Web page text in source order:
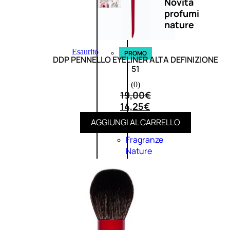
profumi
nature
Esaurito PROMO
Fragranze
Nature
Donna
L’OCCITANE
EDT
FIORI
DI
DDP PENNELLO EYELINER ALTA DEFINIZIONE
51
(0)
19,00€
14,25€
AGGIUNGI AL CARRELLO